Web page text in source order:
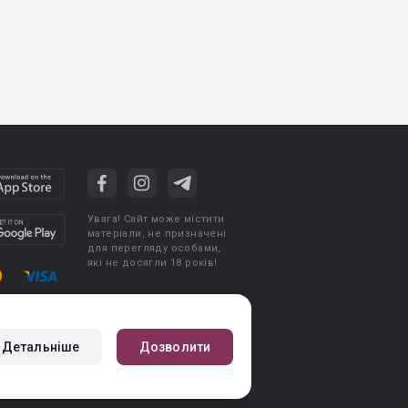
Детальніше Дозволити
Увага! Сайт може містити
матеріали, не призначені
для перегляду особами,
які не досягли 18 років!
Політика конфіденційності
публікації авторського контенту